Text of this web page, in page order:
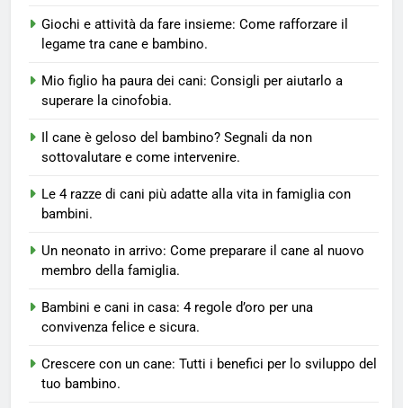
Giochi e attività da fare insieme: Come rafforzare il
legame tra cane e bambino.
Mio figlio ha paura dei cani: Consigli per aiutarlo a
superare la cinofobia.
Il cane è geloso del bambino? Segnali da non
sottovalutare e come intervenire.
Le 4 razze di cani più adatte alla vita in famiglia con
bambini.
Un neonato in arrivo: Come preparare il cane al nuovo
membro della famiglia.
Bambini e cani in casa: 4 regole d’oro per una
convivenza felice e sicura.
Crescere con un cane: Tutti i benefici per lo sviluppo del
tuo bambino.
Mio figlio ha paura dei cani:
Consigli per aiutarlo a superare
CONSIGLI PER I PROPRIETARI DI CANI
Il cane è geloso del bambino?
come intervenire.
CONSIGLI PER I PROPRIETARI DI CANI
Le 4 razze di cani più adatte alla
CONSIGLI PER I PROPRIETARI DI CANI